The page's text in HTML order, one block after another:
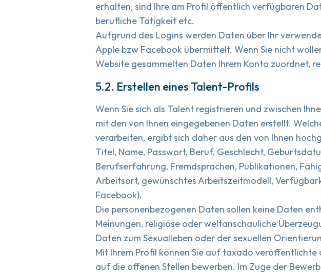
erhalten, sind Ihre am Profil öffentlich verfügbaren
berufliche Tätigkeit etc.
Aufgrund des Logins werden Daten über Ihr
Apple bzw Facebook übermittelt. Wenn Sie nicht
Website gesammelten Daten Ihrem Konto zuordnet,
5.2. Erstellen eines Talent-Profils
Wenn Sie sich als Talent registrieren und zwischen
mit den von Ihnen eingegebenen Daten erstellt.
verarbeiten, ergibt sich daher aus den von Ihnen
Titel, Name, Passwort, Beruf, Geschlecht,
Berufserfahrung, Fremdsprachen, Publikationen,
Arbeitsort, gewünschtes Arbeitszeitmodell,
Facebook).
Die personenbezogenen Daten sollen keine Daten
Meinungen, religiöse oder weltanschauliche
Daten zum Sexualleben oder der sexuellen
Mit Ihrem Profil können Sie auf taxado
auf die offenen Stellen bewerben. Im Zuge der